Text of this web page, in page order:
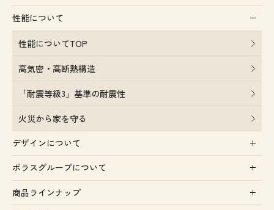
性能について
性能についてTOP
高気密・高断熱構造
「耐震等級3」基準の耐震性
火災から家を守る
デザインについて
ポラスグループについて
商品ラインナップ